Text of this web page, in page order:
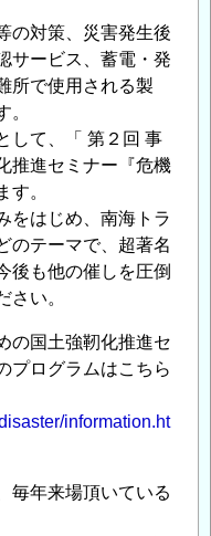
の対策、災害発生後
サービス、蓄電・発
所で使用される製
。
して、「 第２回 事
推進セミナー『危機
す。
をはじめ、南海トラ
のテーマで、超著名
後も他の催しを圧倒
さい。
の国土強靭化推進セ
プログラムはこちら
information.ht
毎年来場頂いている